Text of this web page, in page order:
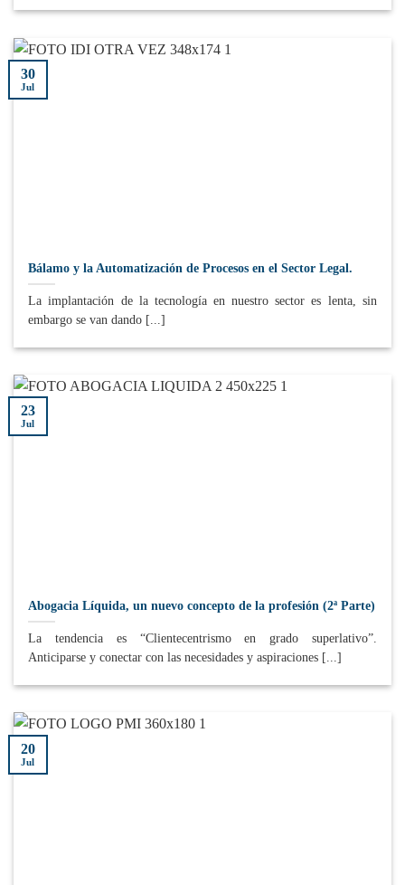
Bálamo y la Automatización de Procesos en el Sector Legal.
La implantación de la tecnología en nuestro sector es lenta, sin
embargo se van dando [...]
30
Jul
Abogacia Líquida, un nuevo concepto de la profesión (2ª Parte)
La tendencia es “Clientecentrismo en grado superlativo”.
Anticiparse y conectar con las necesidades y aspiraciones [...]
23
Jul
20
Jul